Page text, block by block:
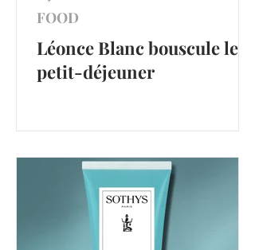
Léonce Blanc bouscule le
petit-déjeuner
FOOD